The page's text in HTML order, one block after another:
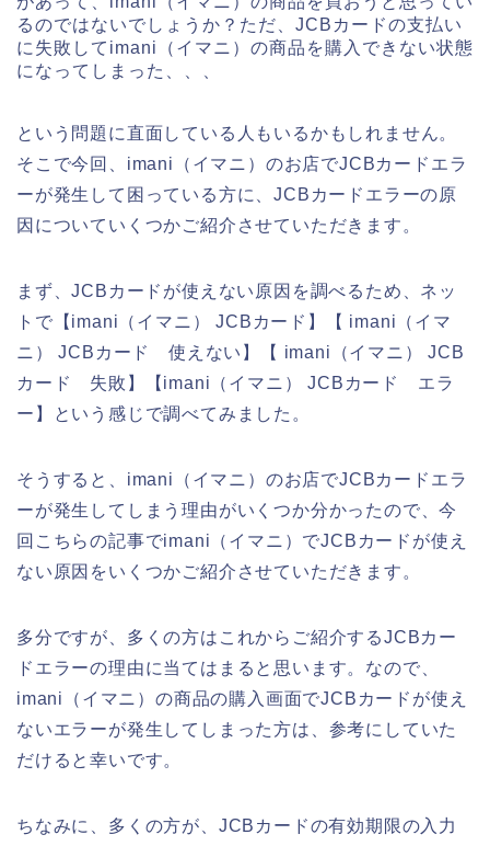
るのではないでしょうか？ただ、JCBカードの支払い
に失敗してimani（イマニ）の商品を購入できない状態
になってしまった、、、
という問題に直面している人もいるかもしれません。
そこで今回、imani（イマニ）のお店でJCBカードエラ
ーが発生して困っている方に、JCBカードエラーの原
因についていくつかご紹介させていただきます。
まず、JCBカードが使えない原因を調べるため、ネッ
トで【imani（イマニ） JCBカード】【 imani（イマ
ニ） JCBカード 使えない】【 imani（イマニ） JCB
カード 失敗】【imani（イマニ） JCBカード エラ
ー】という感じで調べてみました。
そうすると、imani（イマニ）のお店でJCBカードエラ
ーが発生してしまう理由がいくつか分かったので、今
回こちらの記事でimani（イマニ）でJCBカードが使え
ない原因をいくつかご紹介させていただきます。
多分ですが、多くの方はこれからご紹介するJCBカー
ドエラーの理由に当てはまると思います。なので、
imani（イマニ）の商品の購入画面でJCBカードが使え
ないエラーが発生してしまった方は、参考にしていた
だけると幸いです。
ちなみに、多くの方が、JCBカードの有効期限の入力